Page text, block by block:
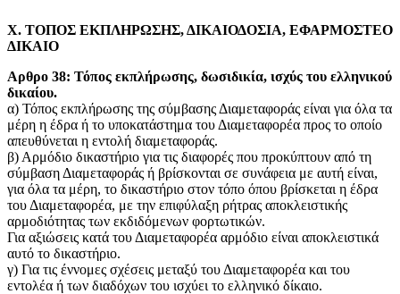
X. ΤΟΠΟΣ ΕΚΠΛΗΡΩΣΗΣ, ΔΙΚΑΙΟΔΟΣΙΑ, ΕΦΑΡΜΟΣΤΕΟ
ΔΙΚΑΙΟ
Αρθρο 38: Τόπος εκπλήρωσης, δωσιδικία, ισχύς του ελληνικού
δικαίου.
α) Τόπος εκπλήρωσης της σύμβασης Διαμεταφοράς είναι για όλα τα
μέρη η έδρα ή το υποκατάστημα του Διαμεταφορέα προς το οποίο
απευθύνεται η εντολή διαμεταφοράς.
β) Αρμόδιο δικαστήριο για τις διαφορές που προκύπτουν από τη
σύμβαση Διαμεταφοράς ή βρίσκονται σε συνάφεια με αυτή είναι,
για όλα τα μέρη, το δικαστήριο στον τόπο όπου βρίσκεται η έδρα
του Διαμεταφορέα, με την επιφύλαξη ρήτρας αποκλειστικής
αρμοδιότητας των εκδιδόμενων φορτωτικών.
Για αξιώσεις κατά του Διαμεταφορέα αρμόδιο είναι αποκλειστικά
αυτό το δικαστήριο.
γ) Για τις έννομες σχέσεις μεταξύ του Διαμεταφορέα και του
εντολέα ή των διαδόχων του ισχύει το ελληνικό δίκαιο.